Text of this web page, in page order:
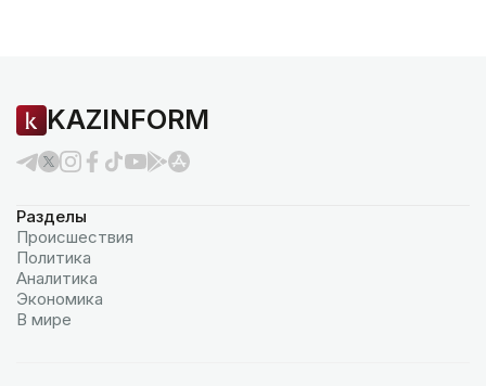
KAZINFORM
Разделы
Происшествия
Политика
Аналитика
Экономика
В мире